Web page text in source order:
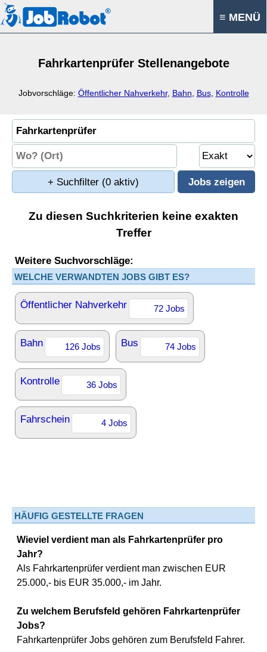
≡ MENÜ
Fahrkartenprüfer Stellenangebote
Jobvorschläge: Öffentlicher Nahverkehr, Bahn Bus, Kontrolle
+ Suchfilter (0 aktiv)
Zu diesen Suchkriterien keine exakten
Treffer
Weitere Suchvorschläge:
WELCHE VERWANDTEN JOBS GIBT ES?
Öffentlicher Nahverkehr 72 Jobs
Bahn 126 Jobs Bus 74 Jobs
Kontrolle 36 Jobs
Fahrschein 4 Jobs
HÄUFIG GESTELLTE FRAGEN
Wieviel verdient man als Fahrkartenprüfer pro
Jahr?
Als Fahrkartenprüfer verdient man zwischen EUR
25.000,- bis EUR 35.000,- im Jahr.
Zu welchem Berufsfeld gehören Fahrkartenprüfer
Jobs?
Fahrkartenprüfer Jobs gehören zum Berufsfeld Fahrer.